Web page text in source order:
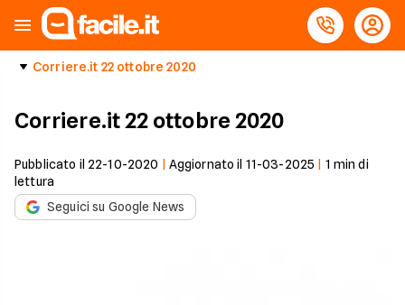
Corriere.it 22 ottobre 2020
Corriere.it 22 ottobre 2020
Pubblicato il 22-10-2020 Aggiornato il 11-03-2025 1 min di
lettura
Seguici su Google News